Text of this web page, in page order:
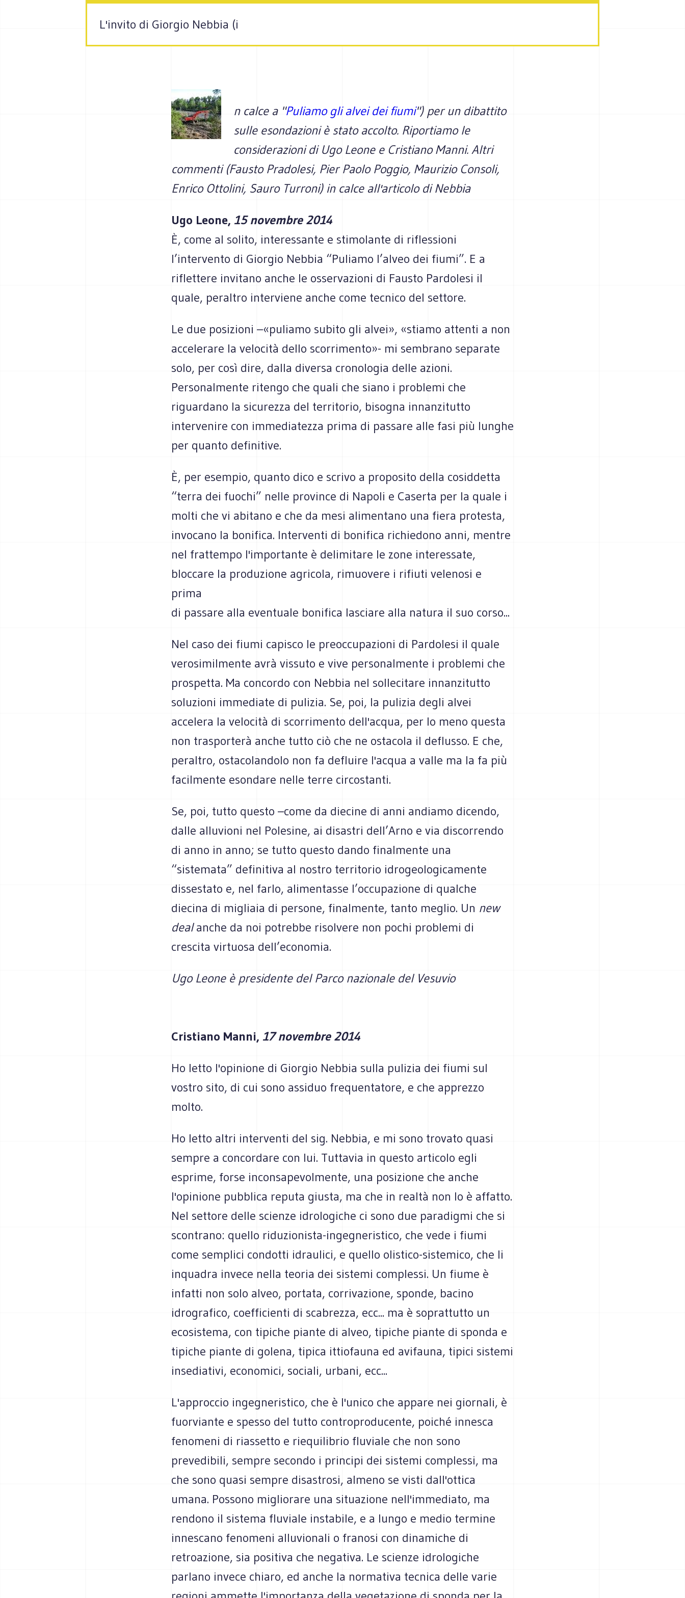
L'invito di Giorgio Nebbia (i
n calce a "Puliamo gli alvei dei fiumi")per un dibattito
sulle esondazioni è stato accolto. Riportiamo le
considerazioni di Ugo Leone e Cristiano Manni. Altri
commenti (Fausto Pradolesi, Pier Paolo Poggio, Maurizio Consoli,
Enrico Ottolini, Sauro Turroni) in calce all'articolo di Nebbia
Ugo Leone, 15 novembre 2014
È, come al solito, interessante e stimolante di riflessioni
l’intervento di Giorgio Nebbia “Puliamo l’alveo dei fiumi”. E a
riflettere invitano anche le osservazioni di Fausto Pardolesi il
quale, peraltro interviene anche come tecnico del settore.
Le due posizioni –«puliamo subito gli alvei», «stiamo attenti a non
accelerare la velocità dello scorrimento»- mi sembrano separate
solo, per così dire, dalla diversa cronologia delle azioni.
Personalmente ritengo che quali che siano i problemi che
riguardano la sicurezza del territorio, bisogna innanzitutto
intervenire con immediatezza prima di passare alle fasi più lunghe
per quanto definitive.
È, per esempio, quanto dico e scrivo a proposito della cosiddetta
“terra dei fuochi” nelle province di Napoli e Caserta per la quale i
molti che vi abitano e che da mesi alimentano una fiera protesta,
invocano la bonifica. Interventi di bonifica richiedono anni, mentre
nel frattempo l'importante è delimitare le zone interessate,
bloccare la produzione agricola, rimuovere i rifiuti velenosi e
prima
di passare alla eventuale bonifica lasciare alla natura il suo corso...
Nel caso dei fiumi capisco le preoccupazioni di Pardolesi il quale
verosimilmente avrà vissuto e vive personalmente i problemi che
prospetta. Ma concordo con Nebbia nel sollecitare innanzitutto
soluzioni immediate di pulizia. Se, poi, la pulizia degli alvei
accelera la velocità di scorrimento dell'acqua, per lo meno questa
non trasporterà anche tutto ciò che ne ostacola il deflusso. E che,
peraltro, ostacolandolo non fa defluire l'acqua a valle ma la fa più
facilmente esondare nelle terre circostanti.
Se, poi, tutto questo –come da diecine di anni andiamo dicendo,
dalle alluvioni nel Polesine, ai disastri dell’Arno e via discorrendo
di anno in anno; se tutto questo dando finalmente una
“sistemata” definitiva al nostro territorio idrogeologicamente
dissestato e, nel farlo, alimentasse l’occupazione di qualche
diecina di migliaia di persone, finalmente, tanto meglio. Un new
dealanche da noi potrebbe risolvere non pochi problemi di
crescita virtuosa dell’economia.
Ugo Leone è presidente del Parco nazionale del Vesuvio
Cristiano Manni, 17 novembre 2014
Ho letto l'opinione di Giorgio Nebbia sulla pulizia dei fiumi sul
vostro sito, di cui sono assiduo frequentatore, e che apprezzo
molto.
Ho letto altri interventi del sig. Nebbia, e mi sono trovato quasi
sempre a concordare con lui. Tuttavia in questo articolo egli
esprime, forse inconsapevolmente, una posizione che anche
l'opinione pubblica reputa giusta, ma che in realtà non lo è affatto.
Nel settore delle scienze idrologiche ci sono due paradigmi che si
scontrano: quello riduzionista-ingegneristico, che vede i fiumi
come semplici condotti idraulici, e quello olistico-sistemico, che li
inquadra invece nella teoria dei sistemi complessi. Un fiume è
infatti non solo alveo, portata, corrivazione, sponde, bacino
idrografico, coefficienti di scabrezza, ecc... ma è soprattutto un
ecosistema, con tipiche piante di alveo, tipiche piante di sponda e
tipiche piante di golena, tipica ittiofauna ed avifauna, tipici sistemi
insediativi, economici, sociali, urbani, ecc...
L'approccio ingegneristico, che è l'unico che appare nei giornali, è
fuorviante e spesso del tutto controproducente, poiché innesca
fenomeni di riassetto e riequilibrio fluviale che non sono
prevedibili, sempre secondo i principi dei sistemi complessi, ma
che sono quasi sempre disastrosi, almeno se visti dall'ottica
umana. Possono migliorare una situazione nell'immediato, ma
rendono il sistema fluviale instabile, e a lungo e medio termine
innescano fenomeni alluvionali o franosi con dinamiche di
retroazione, sia positiva che negativa. Le scienze idrologiche
parlano invece chiaro, ed anche la normativa tecnica delle varie